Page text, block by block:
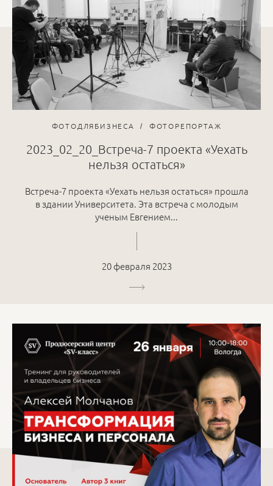
ФОТОДЛЯБИЗНЕСА ФОТОРЕПОРТАЖ
2023_02_20_Встреча-7 проекта «Уехать
нельзя остаться»
Встреча-7 проекта «Уехать нельзя остаться» прошла
в здании Университета. Эта встреча с молодым
ученым Евгением...
20 февраля 2023